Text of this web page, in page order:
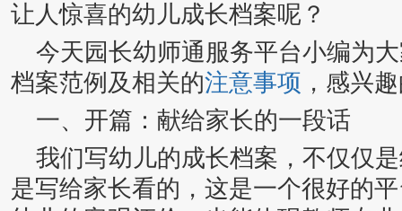
让人惊喜的幼儿成长档案呢？
今天园长幼师通服务平台小编为
档案范例及相关的注意事项 ，感兴
一、开篇：献给家长的一段话
我们写幼儿的成长档案，不仅仅
是写给家长看的，这是一个很好的